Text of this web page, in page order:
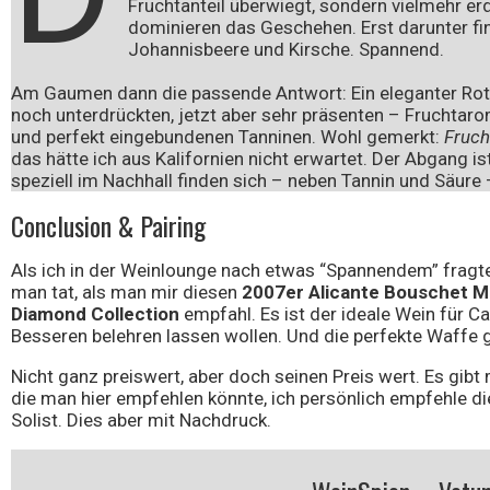
Fruchtanteil überwiegt, sondern vielmehr
dominieren das Geschehen. Erst darunter
Johannisbeere und Kirsche. Spannend.
Am Gaumen dann die passende Antwort: Ein eleganter
noch unterdrückten, jetzt aber sehr präsenten –
und perfekt eingebundenen Tanninen. Wohl gemerkt:
das hätte ich aus Kalifornien nicht erwartet. Der Abgang
speziell im Nachhall finden sich – neben Tannin und
Conclusion & Pairing
Als ich in der Weinlounge nach etwas “Spannendem”
man tat, als man mir diesen 2007er Alicante Bouschet
Diamond Collection empfahl. Es ist der ideale Wein für
Besseren belehren lassen wollen. Und die perfekte Waffe
Nicht ganz preiswert, aber doch seinen Preis wert. Es
die man hier empfehlen könnte, ich persönlich empfehle
Solist. Dies aber mit Nachdruck.